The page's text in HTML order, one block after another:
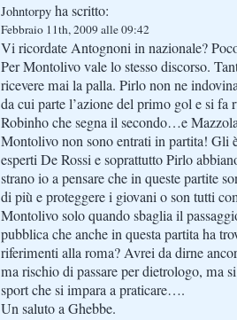
Johntorpy ha scritto:
Febbraio 11th, 2009 alle 09:42
Vi ricordate Antognoni in nazionale?
Per Montolivo vale lo stesso discorso.
ricevere mai la palla. Pirlo non ne
da cui parte l’azione del primo gol e si fa
Robinho che segna il secondo…e
Montolivo non sono entrati in partita! Gli
esperti De Rossi e soprattutto Pirlo
strano io a pensare che in queste partite
di più e proteggere i giovani o son tutti
Montolivo solo quando sbaglia il
pubblica che anche in questa partita ha
riferimenti alla roma? Avrei da dirne
ma rischio di passare per dietrologo, ma
sport che si impara a praticare….
Un saluto a Ghebbe.